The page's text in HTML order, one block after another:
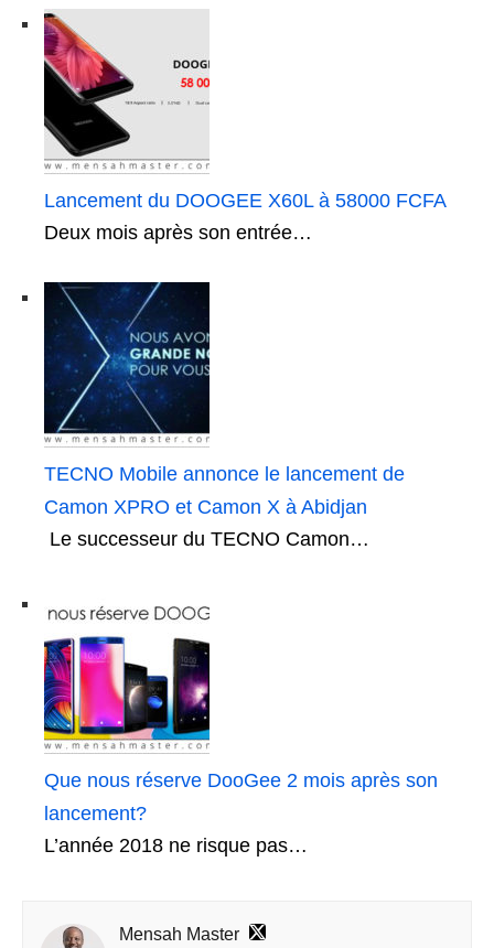
Lancement du DOOGEE X60L à 58000 FCFA
Deux mois après son entrée…
TECNO Mobile annonce le lancement de
Camon XPRO et Camon X à Abidjan
Le successeur du TECNO Camon…
Que nous réserve DooGee 2 mois après son
lancement?
L’année 2018 ne risque pas…
Mensah Master